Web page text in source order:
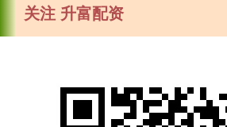
关注 升富配资